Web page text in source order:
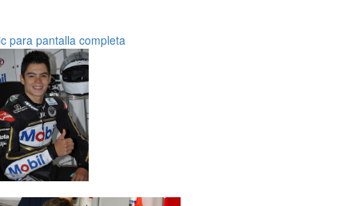
para pantalla completa